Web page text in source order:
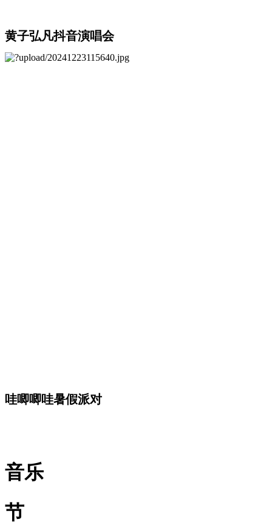
黄子弘凡抖音演唱会
哇唧唧哇暑假派对
音乐
节